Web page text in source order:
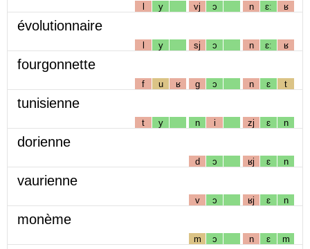
l y vj ɔ n ɛː ʁ
évolutionnaire
l y sj ɔ n ɛː ʁ
fourgonnette
f u ʁ g ɔ n ɛ t
tunisienne
t y n i zj ɛ n
dorienne
d ɔ ʁj ɛ n
vaurienne
v ɔ ʁj ɛ n
monème
m ɔ n ɛ m